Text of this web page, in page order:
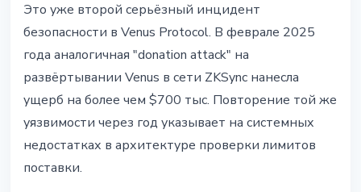
Это уже второй серьёзный инцидент
безопасности в Venus Protocol. В феврале 2025
года аналогичная "donation attack" на
развёртывании Venus в сети ZKSync нанесла
ущерб на более чем $700 тыс. Повторение той же
уязвимости через год указывает на системных
недостатках в архитектуре проверки лимитов
поставки.